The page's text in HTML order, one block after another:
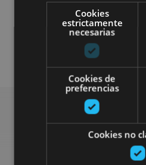
Gastronomía
Granjas-escuela
Bilatu
Cookies
estrictamente
necesarias
Cookies de
preferencias
Cookies no